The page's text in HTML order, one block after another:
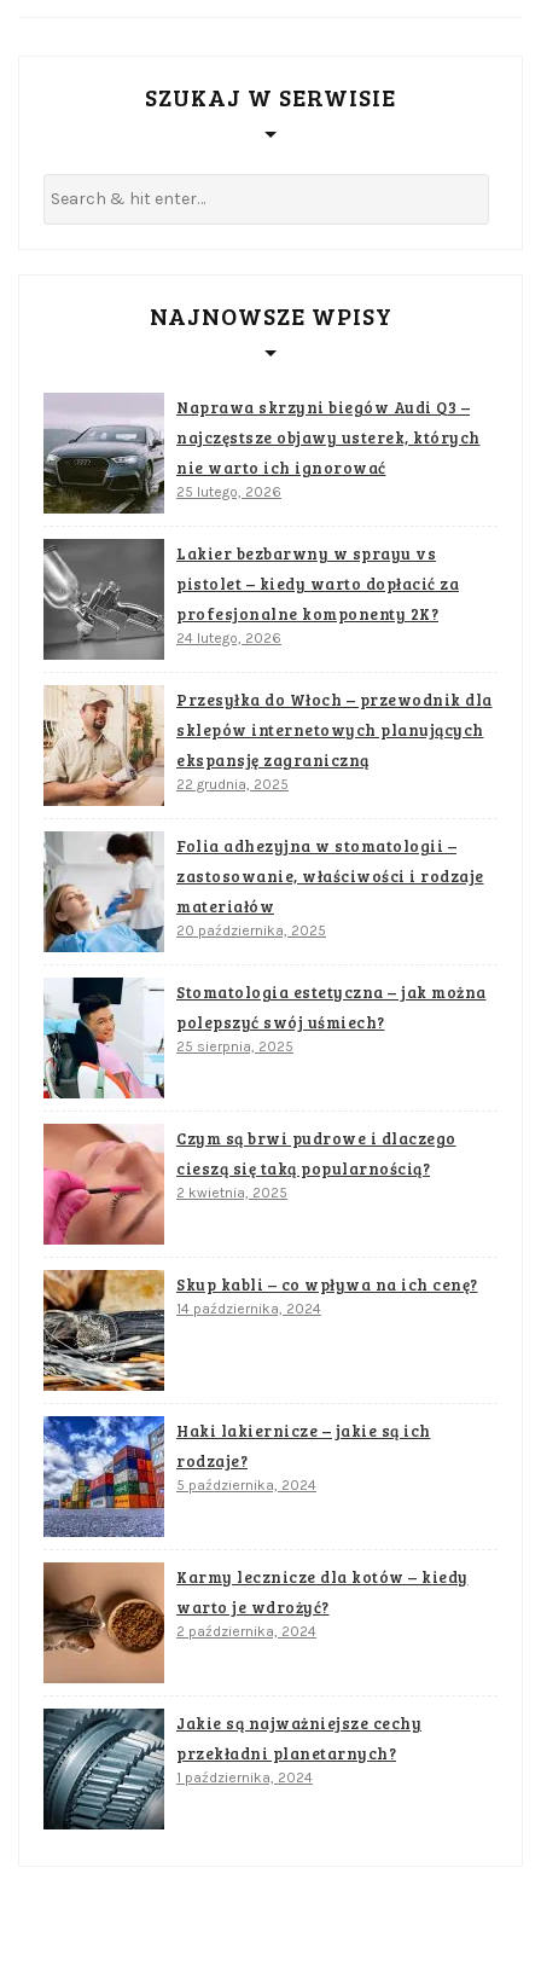
SZUKAJ W SERWISIE
NAJNOWSZE WPISY
Naprawa skrzyni biegów Audi Q3 –
najczęstsze objawy usterek, których
nie warto ich ignorować
25 lutego, 2026
Lakier bezbarwny w sprayu vs
pistolet – kiedy warto dopłacić za
profesjonalne komponenty 2K?
24 lutego, 2026
Przesyłka do Włoch – przewodnik dla
sklepów internetowych planujących
ekspansję zagraniczną
22 grudnia, 2025
Folia adhezyjna w stomatologii –
zastosowanie, właściwości i rodzaje
materiałów
20 października, 2025
Stomatologia estetyczna – jak można
polepszyć swój uśmiech?
25 sierpnia, 2025
Czym są brwi pudrowe i dlaczego
cieszą się taką popularnością?
2 kwietnia, 2025
Skup kabli – co wpływa na ich cenę?
14 października, 2024
Haki lakiernicze – jakie są ich
rodzaje?
5 października, 2024
Karmy lecznicze dla kotów – kiedy
warto je wdrożyć?
2 października, 2024
Jakie są najważniejsze cechy
przekładni planetarnych?
1 października, 2024